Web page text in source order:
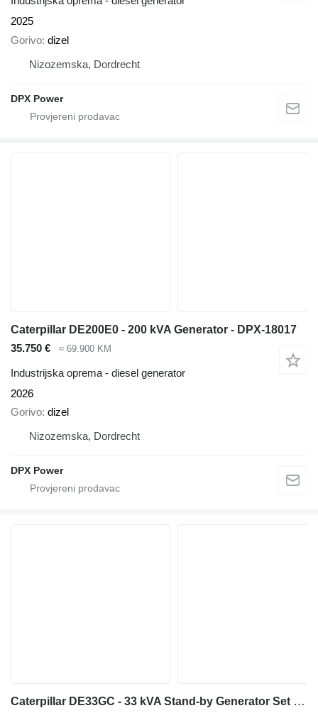
2025
Gorivo dizel
Nizozemska, Dordrecht
DPX Power
Caterpillar DE200E0 - 200 kVA Generator - DPX-18017
35.750 €
≈ 69.900 KM
Industrijska oprema - diesel generator
2026
Gorivo dizel
Nizozemska, Dordrecht
DPX Power
Caterpillar DE33GC - 33 kVA Stand-by Generator Set - DPX-18204